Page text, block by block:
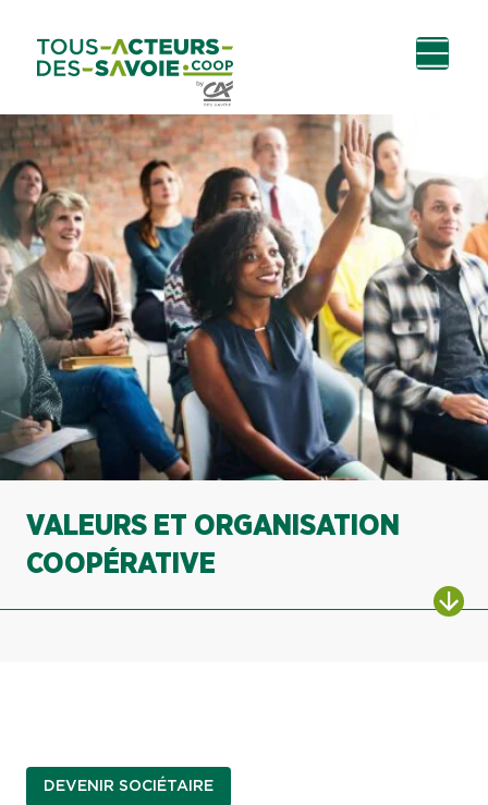
contenu
principal
VALEURS ET ORGANISATION
COOPÉRATIVE
DEVENIR SOCIÉTAIRE